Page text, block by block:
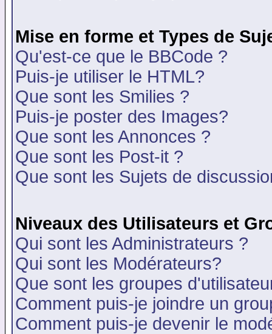
Mise en forme et Types de
Qu'est-ce que le BBCode ?
Puis-je utiliser le HTML?
Que sont les Smilies ?
Puis-je poster des Images?
Que sont les Annonces ?
Que sont les Post-it ?
Que sont les Sujets de
Niveaux des Utilisateurs et
Qui sont les Administrateurs ?
Qui sont les Modérateurs?
Que sont les groupes
Comment puis-je joindre un
Comment puis-je devenir le